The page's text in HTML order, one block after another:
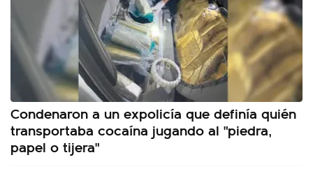
Condenaron a un expolicía que definía quién
transportaba cocaína jugando al "piedra,
papel o tijera"